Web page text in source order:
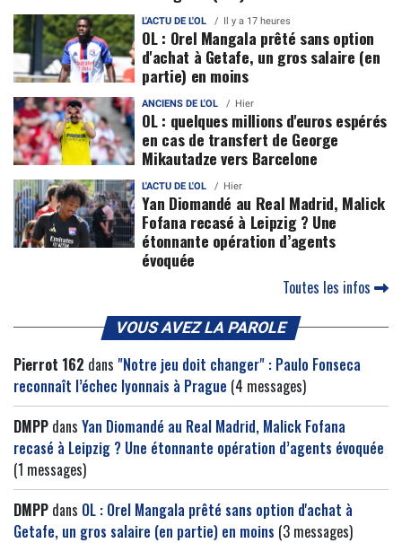
L'ACTU DE L'OL Il y a 17 heures
OL : Orel Mangala prêté sans option
d'achat à Getafe, un gros salaire (en
partie) en moins
ANCIENS DE L'OL Hier
OL : quelques millions d'euros espérés
en cas de transfert de George
Mikautadze vers Barcelone
L'ACTU DE L'OL Hier
Yan Diomandé au Real Madrid, Malick
Fofana recasé à Leipzig ? Une
étonnante opération d’agents
évoquée
Toutes les infos
VOUS AVEZ LA PAROLE
Pierrot 162 dans "Notre jeu doit changer" : Paulo Fonseca
reconnaît l’échec lyonnais à Prague (4 messages)
DMPP dans Yan Diomandé au Real Madrid, Malick Fofana
recasé à Leipzig ? Une étonnante opération d’agents évoquée
(1 messages)
DMPP dans OL : Orel Mangala prêté sans option d'achat à
Getafe, un gros salaire (en partie) en moins (3 messages)